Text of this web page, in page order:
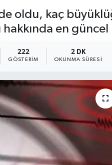
oldu, kaç
en
222
GÖSTERIM
2 DK
OKUNMA SÜRESI